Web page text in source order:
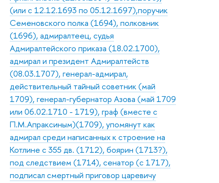
(или с 12.12.1693 по 05.12.1697),поручик
Семеновского полка (1694), полковник
(1696), адмиралтеец, судья
Адмиралтейского приказа (18.02.1700),
адмирал и президент Адмиралтейств
(08.03.1707), генерал-адмирал,
действительный тайный советник (май
1709), генерал-губернатор Азова (май 1709
или 06.02.1710 - 1719), граф (вместе с
П.М.Апраксиным)(1709), упомянут как
адмирал среди написанных к строение на
Котлине с 355 дв. (1712), боярин (1713?),
под следствием (1714), сенатор (с 1717),
подписал смертный приговор царевичу